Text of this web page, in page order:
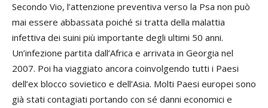
Secondo Vio, l’attenzione preventiva verso la Psa non può
mai essere abbassata poiché si tratta della malattia
infettiva dei suini più importante degli ultimi 50 anni.
Un’infezione partita dall’Africa e arrivata in Georgia nel
2007. Poi ha viaggiato ancora coinvolgendo tutti i Paesi
dell’ex blocco sovietico e dell’Asia. Molti Paesi europei sono
già stati contagiati portando con sé danni economici e